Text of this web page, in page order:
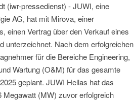
(iwr-pressedienst) - JUWI, eine
AG, hat mit Mirova, einer
einen Vertrag über den Verkauf eines
unterzeichnet. Nach dem erfolgreichen
für die Bereiche Engineering,
Wartung (O&M) für das gesamte
geplant. JUWI Hellas hat das
Megawatt (MW) zuvor erfolgreich